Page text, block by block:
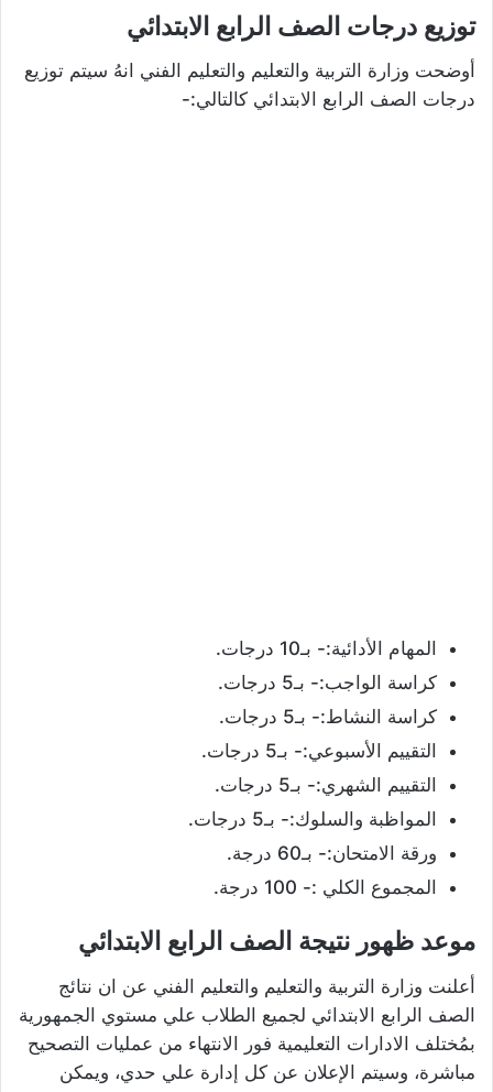
توزيع درجات الصف الرابع الابتدائي
أوضحت وزارة التربية والتعليم والتعليم الفني انهُ سيتم توزيع
درجات الصف الرابع الابتدائي كالتالي:-
المهام الأدائية:- بـ10 درجات.
كراسة الواجب:- بـ5 درجات.
كراسة النشاط:- بـ5 درجات.
التقييم الأسبوعي:- بـ5 درجات.
التقييم الشهري:- بـ5 درجات.
المواظبة والسلوك:- بـ5 درجات.
ورقة الامتحان:- بـ60 درجة.
المجموع الكلي :- 100 درجة.
موعد ظهور نتيجة الصف الرابع الابتدائي
أعلنت وزارة التربية والتعليم والتعليم الفني عن ان نتائج
الصف الرابع الابتدائي لجميع الطلاب علي مستوي الجمهورية
بمُختلف الادارات التعليمية فور الانتهاء من عمليات التصحيح
مباشرة، وسيتم الإعلان عن كل إدارة علي حدي، ويمكن